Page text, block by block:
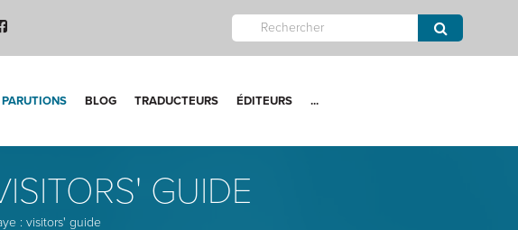
PARUTIONS BLOG TRADUCTEURS ÉDITEURS ...
GUIDE
: visitors' guide